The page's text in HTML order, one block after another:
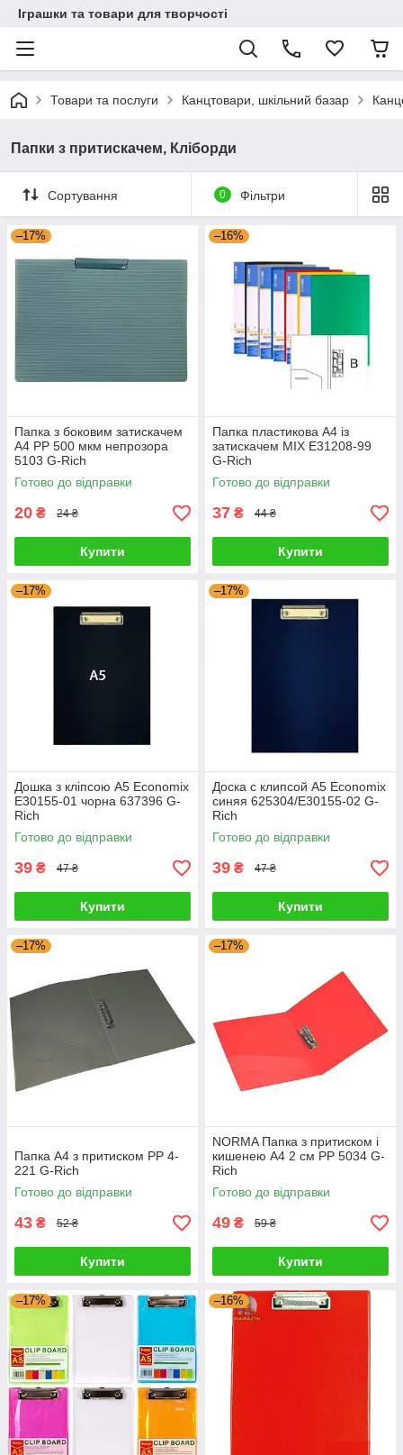
Іграшки та товари для творчості
Товари та послуги Канцтовари, шкільний базар
Папки з притискачем, Кліборди
Сортування 0 Фільтри
–17%
Папка з боковим затискачем
A4 PP 500 мкм непрозора
5103 G-Rich
Готово до відправки
20 ₴ 24 ₴
Купити
–16%
Папка пластикова А4 із
затискачем MIX Е31208-99
G-Rich
Готово до відправки
37 ₴ 44 ₴
Купити
–17%
Дошка з кліпсою А5 Economix
E30155-01 чорна 637396 G-
Rich
Готово до відправки
39 ₴ 47 ₴
Купити
–17%
Доска с клипсой А5 Economix
синяя 625304/E30155-02 G-
Rich
Готово до відправки
39 ₴ 47 ₴
Купити
–17%
Папка A4 з притиском PP 4-
221 G-Rich
Готово до відправки
43 ₴ 52 ₴
Купити
–17%
NORMA Папка з притиском і
кишенею A4 2 см PP 5034 G-
Rich
Готово до відправки
49 ₴ 59 ₴
Купити
–17% –16%